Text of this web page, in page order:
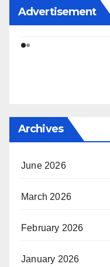
Advertisement
Archives
June 2026
March 2026
February 2026
January 2026